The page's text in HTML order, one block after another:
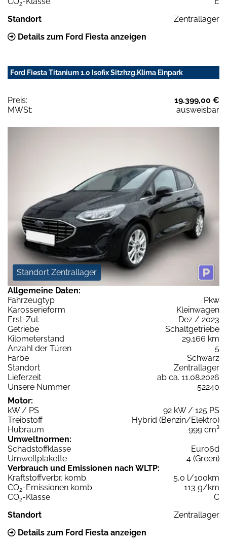
2
Standort
Zentrallager
Details zum Ford Fiesta anzeigen
Ford Fiesta Titanium 1.0 Isofix Sitzhzg.Klima Einpark
Preis:
19.399,00 €
MWSt:
ausweisbar
Standort Zentrallager
Allgemeine Daten:
Fahrzeugtyp
Pkw
Karosserieform
Kleinwagen
Erst-Zul.
Dez / 2023
Getriebe
Schaltgetriebe
Kilometerstand
29.166 km
Anzahl der Türen
5
Farbe
Schwarz
Standort
Zentrallager
Lieferzeit
ab ca. 11.08.2026
Unsere Nummer
52240
Motor:
kW / PS
92 kW / 125 PS
Treibstoff
Hybrid (Benzin/Elektro)
Hubraum
999 cm³
Umweltnormen:
Schadstoffklasse
Euro6d
Umweltplakette
4 (Green)
Verbrauch und Emissionen nach WLTP:
Kraftstoffverbr. komb.
5,0 l/100km
CO2-Emissionen komb.
113 g/km
CO2-Klasse
C
Standort
Zentrallager
Details zum Ford Fiesta anzeigen